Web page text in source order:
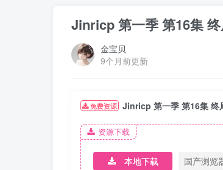
Jinricp 第一季 第16集
金宝贝
9个月前更新
免费资源 Jinricp 第一季 第16集 终
资源下载
本地下载 国产浏览